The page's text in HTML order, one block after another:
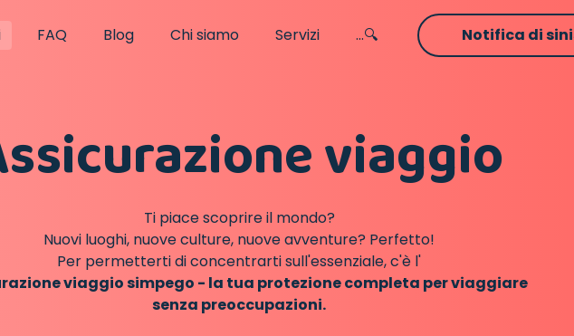
FAQ Blog Chi siamo Servizi ...🔍 Notifica di
viaggio
Ti piace scoprire il mondo?
Nuovi luoghi, nuove culture, nuove avventure? Perfetto!
Per permetterti di concentrarti sull'essenziale, c'è l'
viaggio simpego - la tua protezione completa per viaggiare
senza preoccupazioni.